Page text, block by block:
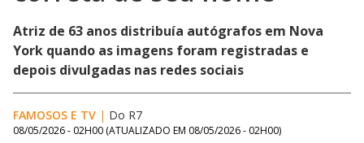
Atriz de 63 anos distribuía autógrafos em Nova
York quando as imagens foram registradas e
depois divulgadas nas redes sociais
FAMOSOS E TV | Do R7
08/05/2026 - 02H00 (ATUALIZADO EM 08/05/2026 - 02H00)